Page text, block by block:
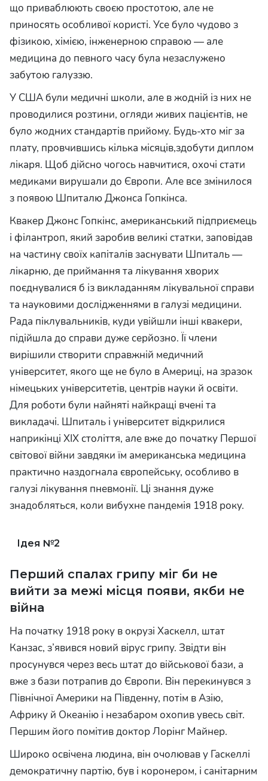
що приваблюють своєю простотою, але не
приносять особливої користі. Усе було чудово з
фізикою, хімією, інженерною справою — але
медицина до певного часу була незаслужено
забутою галуззю.
У США були медичні школи, але в жодній із них не
проводилися розтини, огляди живих пацієнтів, не
було жодних стандартів прийому. Будь-хто міг за
плату, провчившись кілька місяців,здобути диплом
лікаря. Щоб дійсно чогось навчитися, охочі стати
медиками вирушали до Європи. Але все змінилося
з появою Шпиталю Джонса Гопкінса.
Квакер Джонс Гопкінс, американський підприємець
і філантроп, який заробив великі статки, заповідав
на частину своїх капіталів заснувати Шпиталь —
лікарню, де приймання та лікування хворих
поєднувалися б із викладанням лікувальної справи
та науковими дослідженнями в галузі медицини.
Рада піклувальників, куди увійшли інші квакери,
підійшла до справи дуже серйозно. Її члени
вирішили створити справжній медичний
університет, якого ще не було в Америці, на зразок
німецьких університетів, центрів науки й освіти.
Для роботи були найняті найкращі вчені та
викладачі. Шпиталь і університет відкрилися
наприкінці XIX століття, але вже до початку Першої
світової війни завдяки їм американська медицина
практично наздогнала європейську, особливо в
галузі лікування пневмонії. Ці знання дуже
знадобляться, коли вибухне пандемія 1918 року.
2
Перший спалах грипу міг би не
вийти за межі місця появи, якби не
війна
На початку 1918 року в окрузі Хаскелл, штат
Канзас, з’явився новий вірус грипу. Звідти він
просунувся через весь штат до військової бази, а
вже з бази потрапив до Європи. Він перекинувся з
Північної Америки на Південну, потім в Азію,
Африку й Океанію і незабаром охопив увесь світ.
Першим його помітив доктор Лорінг Майнер.
Широко освічена людина, він очолював у Гаскеллі
демократичну партію, був і коронером, і санітарним